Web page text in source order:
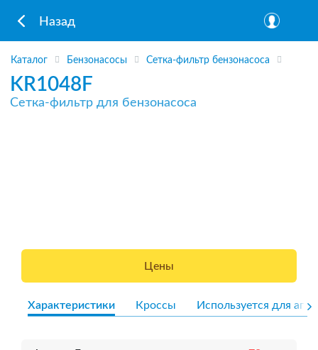
Назад
Каталог Бензонасосы Сетка-фильтр бензонасоса
KR1048F
Сетка-фильтр для бензонасоса
Цены
Характеристики Кроссы Используется для